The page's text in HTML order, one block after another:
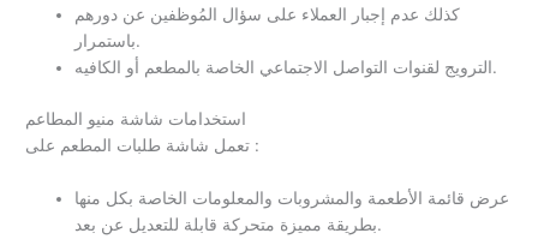
كذلك عدم إجبار العملاء على سؤال المُوظفين عن دورهم
باستمرار.
الترويج لقنوات التواصل الاجتماعي الخاصة بالمطعم أو الكافيه.
استخدامات شاشة منيو المطاعم
تعمل شاشة طلبات المطعم على :
عرض قائمة الأطعمة والمشروبات والمعلومات الخاصة بكل منها
بطريقة مميزة متحركة قابلة للتعديل عن بعد.